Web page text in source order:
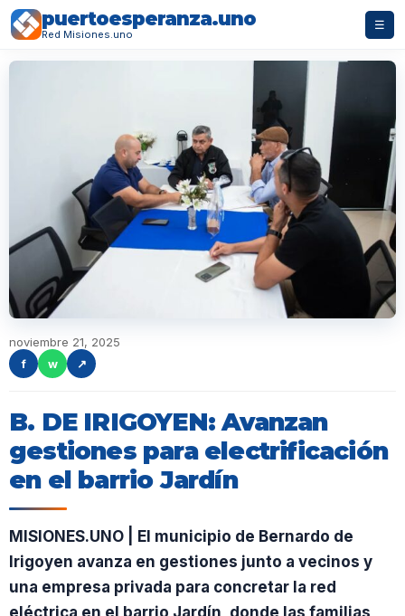
puertoesperanza.uno
Red Misiones.uno
☰
noviembre 21, 2025
f
w ↗
B. DE IRIGOYEN: Avanzan
gestiones para electrificación
en el barrio Jardín
MISIONES.UNO | El municipio de Bernardo de
Irigoyen avanza en gestiones junto a vecinos y
una empresa privada para concretar la red